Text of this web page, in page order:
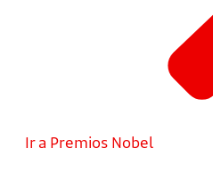
Ir a Premios Nobel